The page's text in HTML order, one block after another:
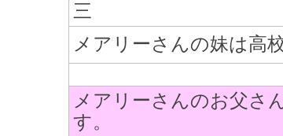
三
メアリーさんの妹は高
メアリーさんのお父さ
す。